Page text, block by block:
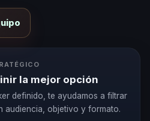
la mejor opción
definido, te ayudamos a filtrar
audiencia, objetivo y formato.